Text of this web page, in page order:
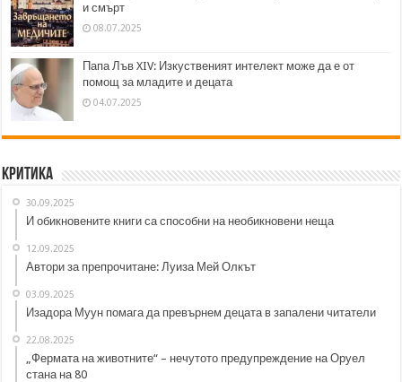
и смърт
08.07.2025
Папа Лъв XIV: Изкуственият интелект може да е от
помощ за младите и децата
04.07.2025
Критика
30.09.2025
И обикновените книги са способни на необикновени неща
12.09.2025
Автори за препрочитане: Луиза Мей Олкът
03.09.2025
Изадора Муун помага да превърнем децата в запалени читатели
22.08.2025
„Фермата на животните“ – нечутото предупреждение на Оруел
стана на 80